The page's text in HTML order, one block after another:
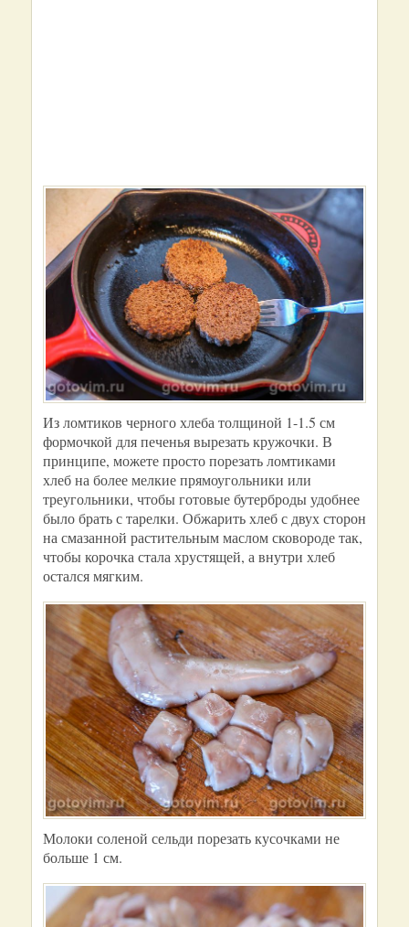
Из ломтиков черного хлеба толщиной 1-1.5 см
формочкой для печенья вырезать кружочки. В
принципе, можете просто порезать ломтиками
хлеб на более мелкие прямоугольники или
треугольники, чтобы готовые бутерброды удобнее
было брать с тарелки. Обжарить хлеб с двух сторон
на смазанной растительным маслом сковороде так,
чтобы корочка стала хрустящей, а внутри хлеб
остался мягким.
Молоки соленой сельди порезать кусочками не
больше 1 см.